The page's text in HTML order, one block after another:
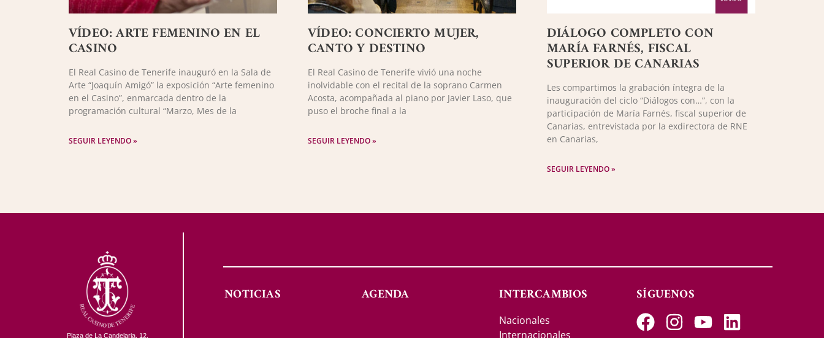
VÍDEO: ARTE FEMENINO EN EL
CASINO
El Real Casino de Tenerife inauguró en la Sala de
Arte “Joaquín Amigó” la exposición “Arte femenino
en el Casino”, enmarcada dentro de la
programación cultural “Marzo, Mes de la
SEGUIR LEYENDO »
VÍDEO: CONCIERTO MUJER,
CANTO Y DESTINO
El Real Casino de Tenerife vivió una noche
inolvidable con el recital de la soprano Carmen
Acosta, acompañada al piano por Javier Laso, que
puso el broche final a la
SEGUIR LEYENDO »
DIÁLOGO COMPLETO CON
MARÍA FARNÉS, FISCAL
SUPERIOR DE CANARIAS
Les compartimos la grabación íntegra de la
inauguración del ciclo “Diálogos con…”, con la
participación de María Farnés, fiscal superior de
Canarias, entrevistada por la exdirectora de RNE
en Canarias,
SEGUIR LEYENDO »
Plaza de La Candelaria, 12.
NOTICIAS AGENDA INTERCAMBIOS
Nacionales
Internacionales
SÍGUENOS